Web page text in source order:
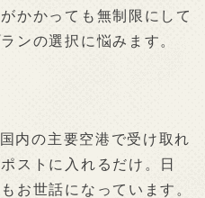
かかっても無制限にして
ンの選択に悩みます。
内の主要空港で受け取れ
ストに入れるだけ。日
お世話になっています。